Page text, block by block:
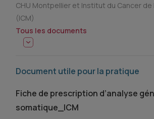
CHU Montpellier et Institut du Cancer
(ICM)
Tous les documents
Document utile pour la pratique
Fiche de prescription d’analyse
somatique_ICM